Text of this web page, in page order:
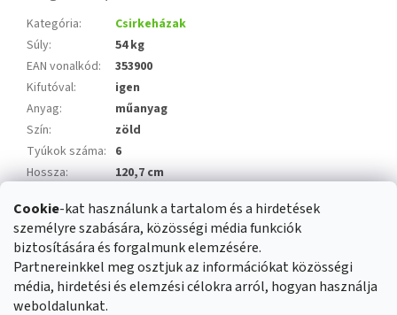
Cookie-kat használunk a tartalom és a hirdetések
személyre szabására, közösségi média funkciók
biztosítására és forgalmunk elemzésére.
Partnereinkkel meg osztjuk az információkat közösségi
média, hirdetési és elemzési célokra arról, hogyan használja
weboldalunkat.
Kategória:
Csirkeházak
Súly:
54 kg
EAN vonalkód:
353900
Kifutóval:
igen
Anyag:
műanyag
Szín:
zöld
Tyúkok száma: 6
Hossza:
120,7 cm
Szélessége
204,5 cm
Nyitható tető: nem